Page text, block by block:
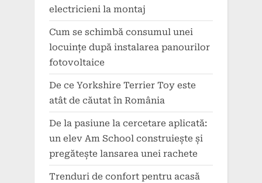
electricieni la montaj
Cum se schimbă consumul unei
locuințe după instalarea panourilor
fotovoltaice
De ce Yorkshire Terrier Toy este
atât de căutat în România
De la pasiune la cercetare aplicată:
un elev Am School construiește și
pregătește lansarea unei rachete
Trenduri de confort pentru acasă